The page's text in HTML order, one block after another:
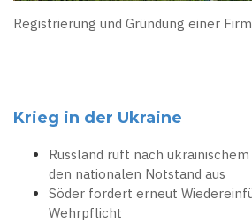
Registrierung und Gründung einer
Krieg in der Ukraine
Russland ruft nach
den nationalen Notstand aus
Söder fordert erneut
Wehrpflicht